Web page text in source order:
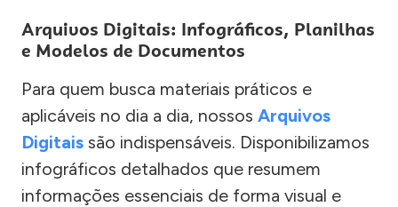
Arquivos Digitais: Infográficos, Planilhas
e Modelos de Documentos
Para quem busca materiais práticos e
aplicáveis no dia a dia, nossos Arquivos
Digitais são indispensáveis. Disponibilizamos
infográficos detalhados que resumem
informações essenciais de forma visual e